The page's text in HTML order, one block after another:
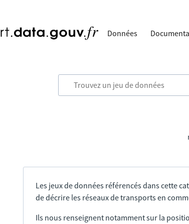
Données
Les jeux de données référencés dans cette
de décrire les réseaux de transports en
Ils nous renseignent notamment sur la